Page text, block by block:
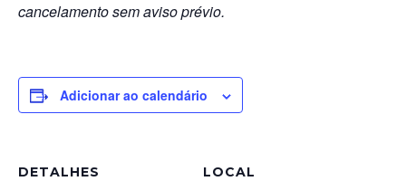
cancelamento sem aviso prévio.
Adicionar ao calendário
DETALHES LOCAL